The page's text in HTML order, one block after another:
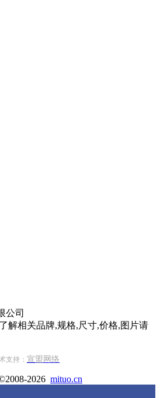
公司
解相关品牌,规格,尺寸,价格,图片请
支持： 宣盟网络
2026 mituo.cn